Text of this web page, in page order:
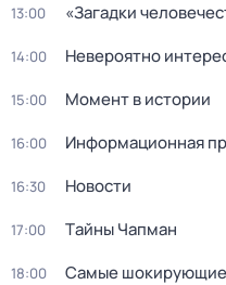
13:00 «Загадки
14:00 Невероятно
15:00 Момент в истории
16:00 Информационная
16:30 Новости
17:00 Тaйны Чапман
18:00 Самые шoкиpующие